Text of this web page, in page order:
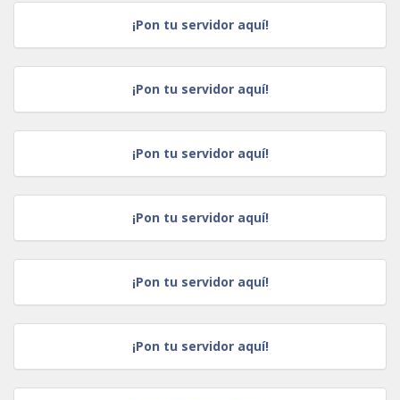
¡Pon tu servidor aquí!
¡Pon tu servidor aquí!
¡Pon tu servidor aquí!
¡Pon tu servidor aquí!
¡Pon tu servidor aquí!
¡Pon tu servidor aquí!